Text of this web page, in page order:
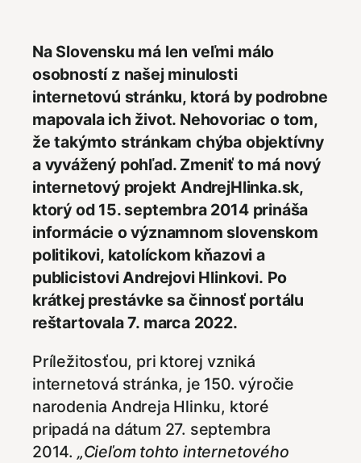
Na Slovensku má len veľmi málo
osobností z našej minulosti
internetovú stránku, ktorá by podrobne
mapovala ich život. Nehovoriac o tom,
že takýmto stránkam chýba objektívny
a vyvážený pohľad. Zmeniť to má nový
internetový projekt AndrejHlinka.sk,
ktorý od 15. septembra 2014 prináša
informácie o významnom slovenskom
politikovi, katolíckom kňazovi a
publicistovi Andrejovi Hlinkovi. Po
krátkej prestávke sa činnosť portálu
reštartovala 7. marca 2022.
Príležitosťou, pri ktorej vzniká
internetová stránka, je 150. výročie
narodenia Andreja Hlinku, ktoré
pripadá na dátum 27. septembra
2014. „Cieľom tohto internetového